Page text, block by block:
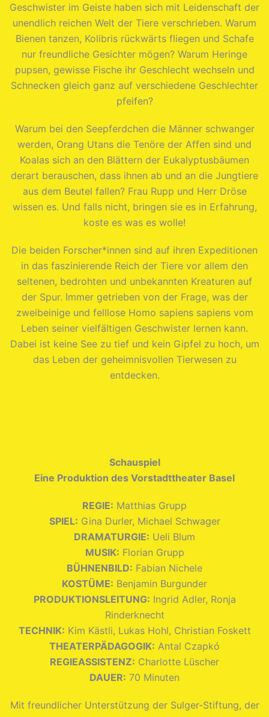
Geschwister im Geiste haben sich mit Leidenschaft der
unendlich reichen Welt der Tiere verschrieben. Warum
Bienen tanzen, Kolibris rückwärts fliegen und Schafe
nur freundliche Gesichter mögen? Warum Heringe
pupsen, gewisse Fische ihr Geschlecht wechseln und
Schnecken gleich ganz auf verschiedene Geschlechter
pfeifen?
Warum bei den Seepferdchen die Männer schwanger
werden, Orang Utans die Tenöre der Affen sind und
Koalas sich an den Blättern der Eukalyptusbäumen
derart berauschen, dass ihnen ab und an die Jungtiere
aus dem Beutel fallen? Frau Rupp und Herr Dröse
wissen es. Und falls nicht, bringen sie es in Erfahrung,
koste es was es wolle!
Die beiden Forscher*innen sind auf ihren Expeditionen
in das faszinierende Reich der Tiere vor allem den
seltenen, bedrohten und unbekannten Kreaturen auf
der Spur. Immer getrieben von der Frage, was der
zweibeinige und felllose Homo sapiens sapiens vom
Leben seiner vielfältigen Geschwister lernen kann.
Dabei ist keine See zu tief und kein Gipfel zu hoch, um
das Leben der geheimnisvollen Tierwesen zu
entdecken.
Schauspiel
Eine Produktion des Vorstadttheater Basel
REGIE: Matthias Grupp
SPIEL: Gina Durler, Michael Schwager
DRAMATURGIE: Ueli Blum
MUSIK: Florian Grupp
BÜHNENBILD: Fabian Nichele
KOSTÜME: Benjamin Burgunder
PRODUKTIONSLEITUNG: Ingrid Adler, Ronja
Rinderknecht
TECHNIK: Kim Kästli, Lukas Hohl, Christian Foskett
THEATERPÄDAGOGIK: Antal Czapkó
REGIEASSISTENZ: Charlotte Lüscher
DAUER: 70 Minuten
Mit freundlicher Unterstützung der Sulger-Stiftung, der